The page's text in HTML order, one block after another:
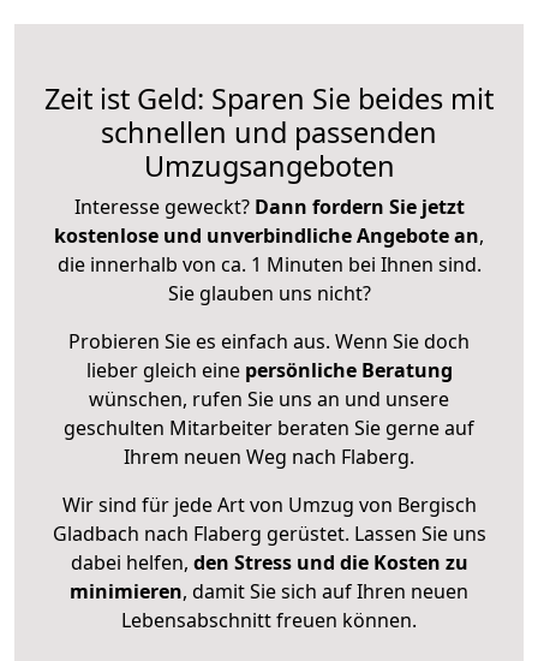
Zeit ist Geld: Sparen Sie beides mit
schnellen und passenden
Umzugsangeboten
Interesse geweckt? Dann fordern Sie jetzt
kostenlose und unverbindliche Angebote an,
die innerhalb von ca. 1 Minuten bei Ihnen sind.
Sie glauben uns nicht?
Probieren Sie es einfach aus. Wenn Sie doch
lieber gleich eine persönliche Beratung
wünschen, rufen Sie uns an und unsere
geschulten Mitarbeiter beraten Sie gerne auf
Ihrem neuen Weg nach Flaberg.
Wir sind für jede Art von Umzug von Bergisch
Gladbach nach Flaberg gerüstet. Lassen Sie uns
dabei helfen, den Stress und die Kosten zu
minimieren, damit Sie sich auf Ihren neuen
Lebensabschnitt freuen können.